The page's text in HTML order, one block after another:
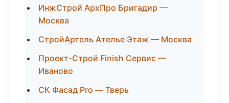
ИнжСтрой АрхПро Бригадир —
Москва
СтройАртель Ателье Этаж — Москва
Проект-Строй Finish Сервис —
Иваново
СК Фасад Pro — Тверь